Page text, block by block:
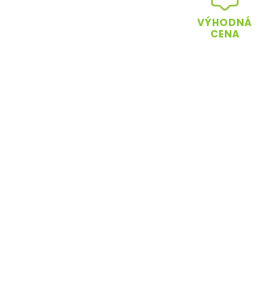
VÝHODNÁ
CENA